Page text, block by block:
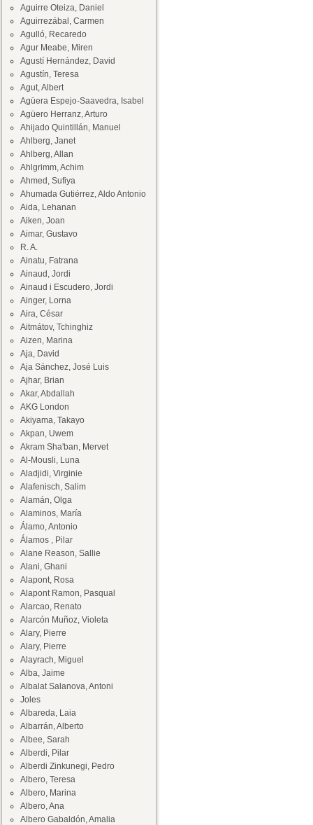
Aguirre Oteiza, Daniel
Aguirrezábal, Carmen
Agulló, Recaredo
Agur Meabe, Miren
Agustí Hernández, David
Agustín, Teresa
Agut, Albert
Agüera Espejo-Saavedra, Isabel
Agüero Herranz, Arturo
Ahijado Quintillán, Manuel
Ahlberg, Janet
Ahlberg, Allan
Ahlgrimm, Achim
Ahmed, Sufiya
Ahumada Gutiérrez, Aldo Antonio
Aida, Lehanan
Aiken, Joan
Aimar, Gustavo
R. A.
Ainatu, Fatrana
Ainaud, Jordi
Ainaud i Escudero, Jordi
Ainger, Lorna
Aira, César
Aitmátov, Tchinghiz
Aizen, Marina
Aja, David
Aja Sánchez, José Luis
Ajhar, Brian
Akar, Abdallah
AKG London
Akiyama, Takayo
Akpan, Uwem
Akram Sha'ban, Mervet
Al-Mousli, Luna
Aladjidi, Virginie
Alafenisch, Salim
Alamán, Olga
Alaminos, María
Álamo, Antonio
Álamos , Pilar
Alane Reason, Sallie
Alani, Ghani
Alapont, Rosa
Alapont Ramon, Pasqual
Alarcao, Renato
Alarcón Muñoz, Violeta
Alary, Pierre
Alary, Pierre
Alayrach, Miguel
Alba, Jaime
Albalat Salanova, Antoni
Joles
Albareda, Laia
Albarrán, Alberto
Albee, Sarah
Alberdi, Pilar
Alberdi Zinkunegi, Pedro
Albero, Teresa
Albero, Marina
Albero, Ana
Albero Gabaldón, Amalia